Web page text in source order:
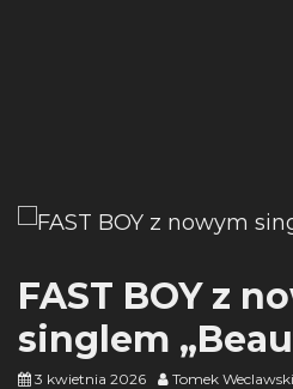
FAST BOY z
singlem
3 kwietnia 2026 Tomek Weclawski